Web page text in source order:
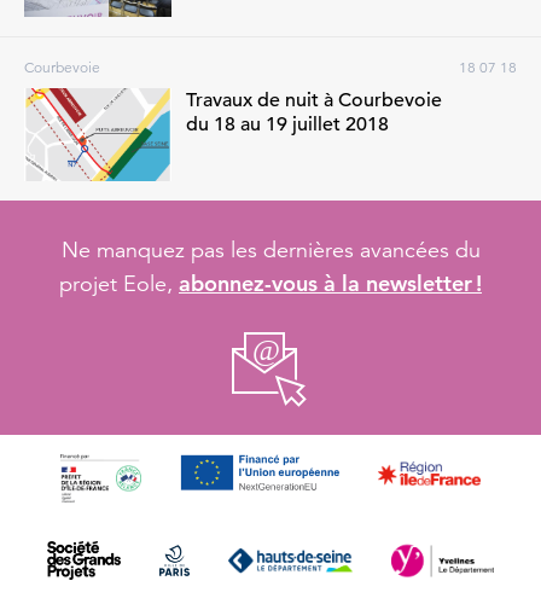
Courbevoie 18 07 18
Travaux de nuit à Courbevoie
du 18 au 19 juillet 2018
Ne manquez pas les dernières avancées du
projet Eole, abonnez-vous à la newsletter !